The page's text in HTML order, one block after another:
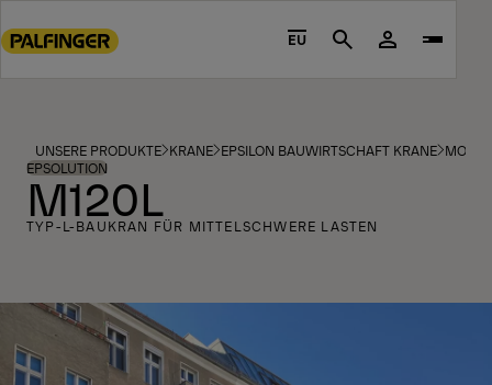
to
footer
content
EU Search
UNSERE PRODUKTE KRANE EPSILON BAUWIRTSCHAFT KRANE
EPSOLUTION
M120L
TYP-L-BAUKRAN FÜR MITTELSCHWERE LASTEN